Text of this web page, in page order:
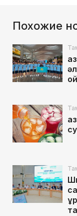
Похожие